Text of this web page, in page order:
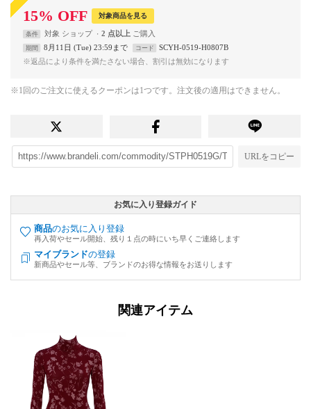
15% OFF 対象商品を見る
条件 対象 ショップ 2 点以上
期間 8月11日 (Tue) 23:59まで コード
SCYH-0519-H0807B
※返品により条件を満たさない場合、割引は無効になります
※1回のご注文に使えるクーポンは1つです。注文後の適用はできません。
URLをコピー
お気に入り登録ガイド
商品のお気に入り登録
再入荷やセール開始、残り１点の時にいち早くご連絡します
マイブランドの登録
新商品やセール等、ブランドのお得な情報をお送りします
関連アイテム